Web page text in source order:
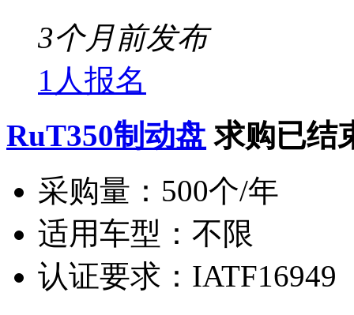
3个月前发布
1人报名
RuT350制动盘 求购已结
采购量： 500个/年
适用车型： 不限
认证要求： IATF16949